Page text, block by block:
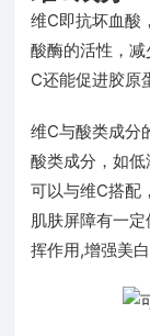
维C即抗坏血酸
酸酶的活性，
C还能促进胶原
维C与酸类成分
酸类成分，如低
可以与维C搭配
肌肤屏障有一
挥作用,增强美